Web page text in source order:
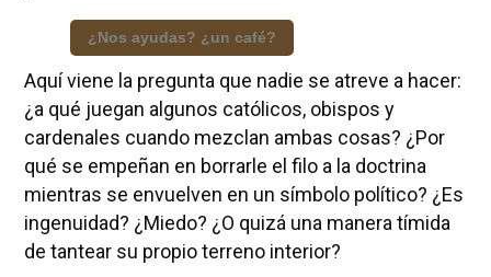
¿Nos ayudas? ¿un café?
Aquí viene la pregunta que nadie se atreve a hacer:
¿a qué juegan algunos católicos, obispos y
cardenales cuando mezclan ambas cosas? ¿Por
qué se empeñan en borrarle el filo a la doctrina
mientras se envuelven en un símbolo político? ¿Es
ingenuidad? ¿Miedo? ¿O quizá una manera tímida
de tantear su propio terreno interior?